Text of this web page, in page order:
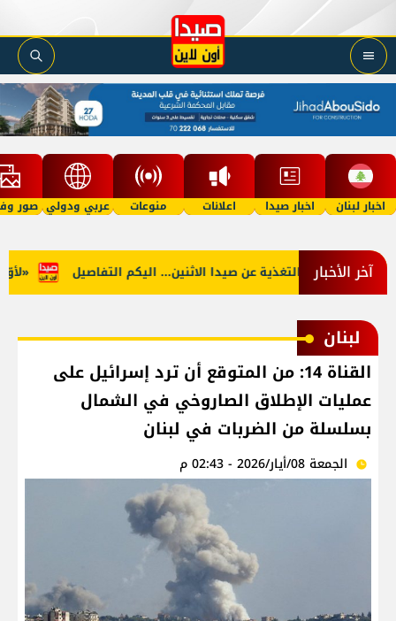
اخبار لبنان اخبار صيدا اعلانات منوعات عربي ودولي صور
آخر الأخبار «لأوّل توقف التغذية عن صيدا الاثنين... اليكم التفاصيل
لبنان
القناة 14: من المتوقع أن ترد إسرائيل على
عمليات الإطلاق الصاروخي في الشمال
بسلسلة من الضربات في لبنان
الجمعة 08/أيار/2026 - 02:43 م